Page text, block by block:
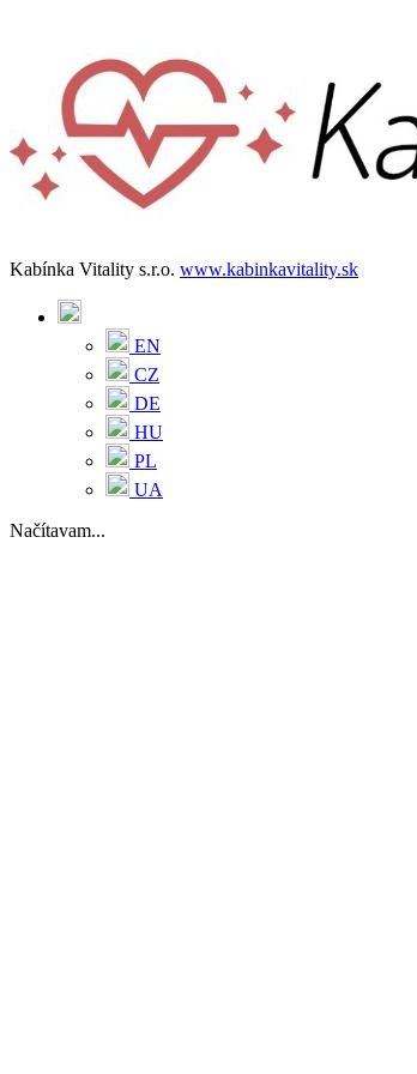
Kabínka Vitality s.r.o. www.kabinkavitality.sk
EN
CZ
DE
HU
PL
UA
Načítavam...